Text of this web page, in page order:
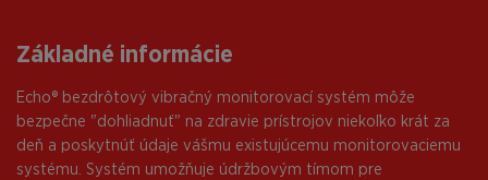
Základné informácie
Echo® bezdrôtový vibračný monitorovací systém môže
bezpečne "dohliadnuť" na zdravie prístrojov niekoľko krát za
deň a poskytnúť údaje vášmu existujúcemu monitorovaciemu
systému. Systém umožňuje údržbovým tímom pre